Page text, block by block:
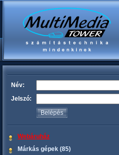
Név:
Jelszó:
Webáruház
Márkás gépek (85)